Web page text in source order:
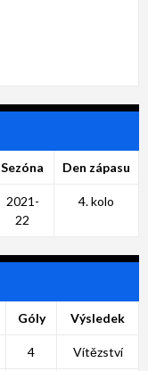
Sezóna Den zápasu
2021-
22
4. kolo
Góly Výsledek
4 Vítězství